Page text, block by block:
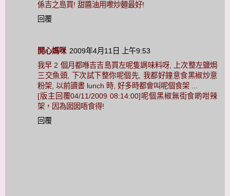
係吉之島買! 甜醬油用嚟炒麵最好!
回覆
開心媽咪 2009年4月11日 上午9:53
我早 2 個月都喺吉吉島買左呢隻調味料呀, 上次整左鹽焗
三交魚頭, 下次試下整你呢個先, 我都好鐘意食黑椒炒意
粉架, 以前讀書 lunch 時, 好多時都會叫呢個食架 ...
[版主回覆04/11/2009 08:14:00]呢個黑椒無街食啲咁辣
架，因為囡囡唔食得!
回覆